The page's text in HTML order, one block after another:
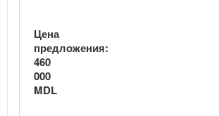
Цена
предложения:
460
000
MDL